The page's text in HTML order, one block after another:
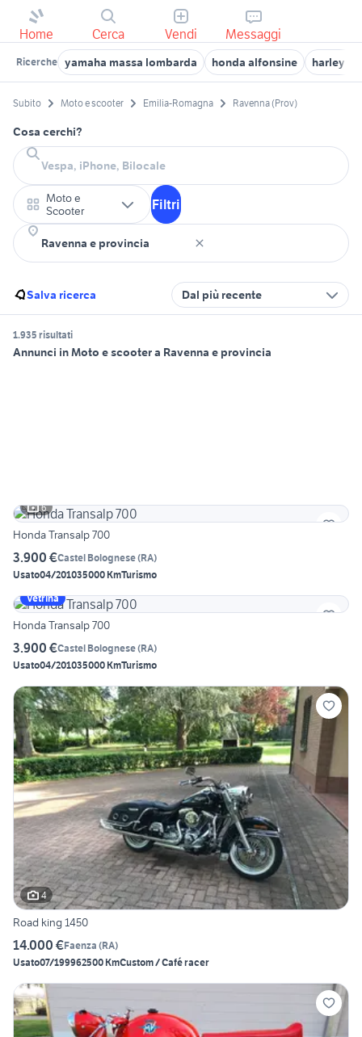
Home Cerca Vendi Messaggi
Ricerche yamaha massa lombarda honda alfonsine harley
Subito Moto e scooter Emilia-Romagna Ravenna (Prov)
Cosa cerchi?
Moto e
Scooter
Filtri
Salva ricerca Dal più recente
1.935 risultati
Annunci in Moto e scooter a Ravenna e provincia
6
Honda Transalp 700
3.900 €Castel Bolognese(RA)
Usato04/201035000 KmTurismo
Vetrina
Honda Transalp 700
3.900 €Castel Bolognese(RA)
Usato04/201035000 KmTurismo
4
Road king 1450
14.000 €Faenza (RA)
Usato07/199962500 KmCustom / Café racer